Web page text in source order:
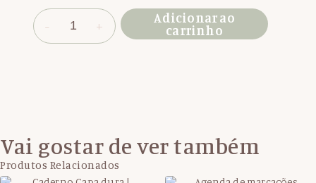
Adicionar ao
carrinho
Vai gostar de ver também
Produtos Relacionados